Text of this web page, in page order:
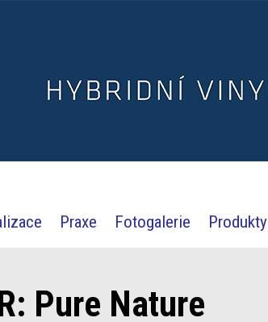
Praxe Fotogalerie Produkty
Pure Nature